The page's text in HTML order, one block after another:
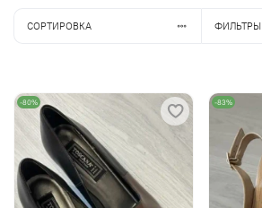
СОРТИРОВКА ФИЛЬТРЫ
-80% -83%